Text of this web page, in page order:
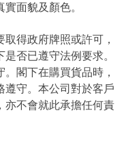
面貌及顏色。
得政府牌照或許可，
否已遵守法例要求。
閣下在購買貨品時，
遵守。本公司對於客戶
亦不會就此承擔任何責